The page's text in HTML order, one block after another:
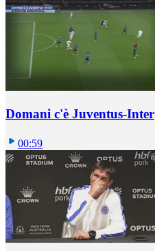
Domani c'è Juventus-Inter
00:59